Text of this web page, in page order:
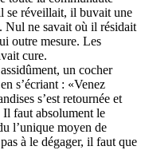
se réveillait, il buvait une
Nul ne savait où il résidait
outre mesure. Les
cure.
un cocher
s’écriant : «Venez
s’est retournée et
Il faut absolument le
l’unique moyen de
à le dégager, il faut que